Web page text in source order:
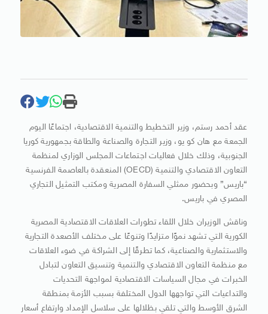
عقد أحمد رستم، وزير التخطيط والتنمية الاقتصادية، اجتماعًا اليوم
الجمعة مع هان كو يو، وزير التجارة والصناعة والطاقة بجمهورية كوريا
الجنوبية، وذلك خلال فعاليات اجتماعات المجلس الوزاري لمنظمة
التعاون الاقتصادي والتنمية (OECD) المنعقدة بالعاصمة الفرنسية
“باريس” وبحضور ممثلي السفارة المصرية ومكتب التمثيل التجاري
المصري في باريس.
وناقش الوزيران خلال اللقاء تطورات العلاقات الاقتصادية المصرية
الكورية التي تشهد نموًا متزايدًا وتنوعًا على مختلف الأصعدة التجارية
والاستثمارية والصناعية، كما تطرقًا إلى الشراكة في ضوء العلاقات
مع منظمة التعاون الاقتصادي والتنمية وتنسيق التعاون لتبادل
الخبرات في مجال السياسات الاقتصادية لمواجهة التحديات
والتداعيات التي تواجهها الدول المختلفة بسبب الأزمة بمنطقة
الشرق الأوسط والتي تلقي بظلالها على سلاسل الإمداد وارتفاع أسعار